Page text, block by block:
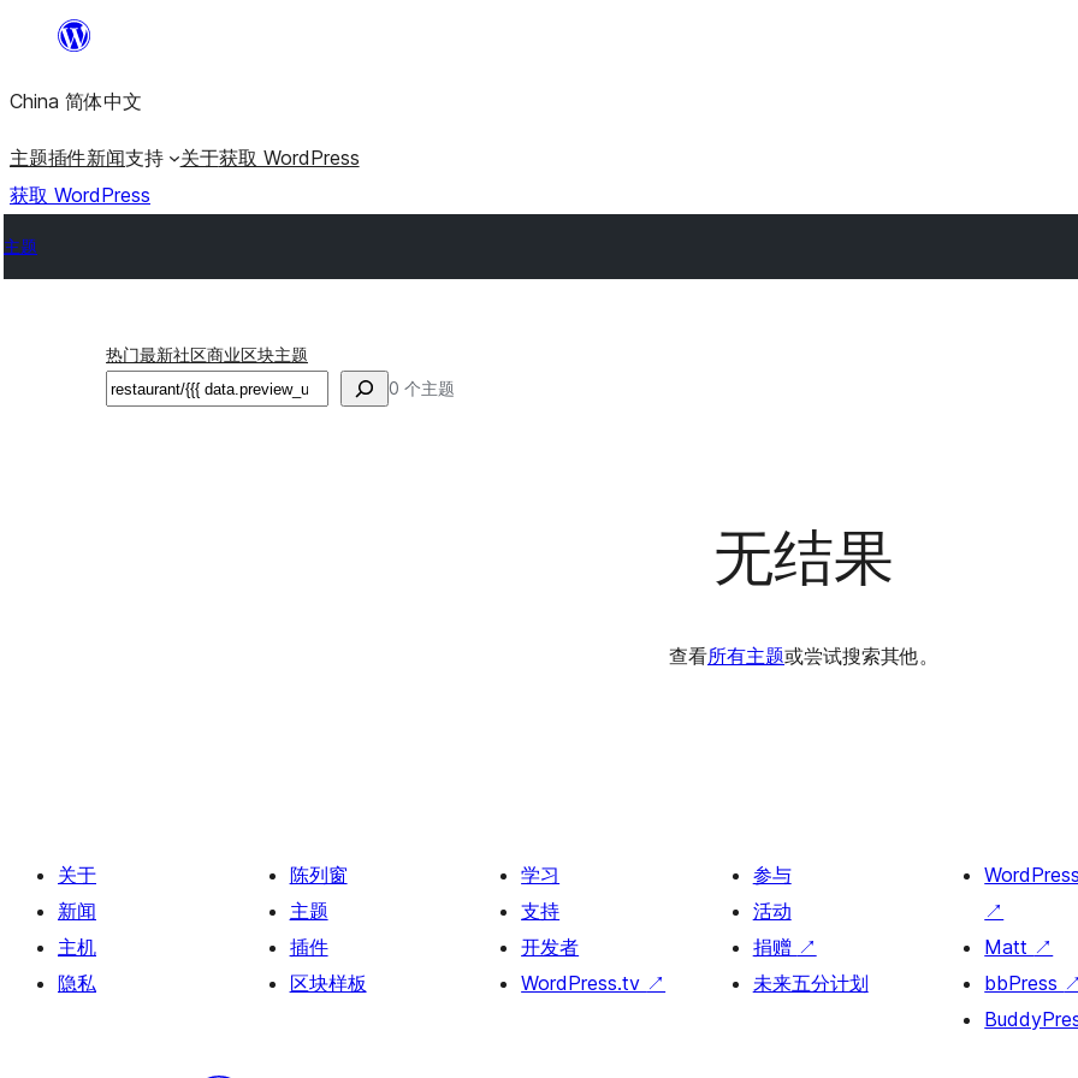
内
容
China 简体中文
主题插件新闻支持 关于获取 WordPress
获取 WordPress
主题
热门最新社区商业区块主题
搜
0 个主题
无结果
查看所有主题或尝试搜索其他。
关于
新闻
主机
隐私
陈列窗
主题
插件
区块样板
学习
支持
开发者
WordPress.tv ↗
参与
活动
捐赠 ↗
未来五分计划
↗
Matt ↗
bbPress ↗